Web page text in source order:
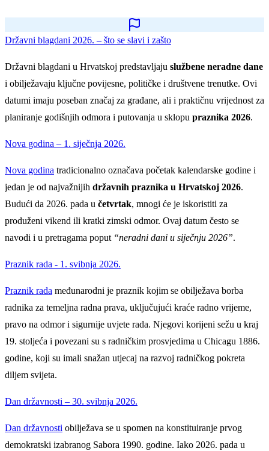
Državni blagdani 2026. – što se slavi i zašto
Državni blagdani u Hrvatskoj predstavljaju službene neradne dane
i obilježavaju ključne povijesne, političke i društvene trenutke. Ovi
datumi imaju poseban značaj za građane, ali i praktičnu vrijednost za
planiranje godišnjih odmora i putovanja u sklopu praznika 2026.
Nova godina – 1. siječnja 2026.
Nova godina tradicionalno označava početak kalendarske godine i
jedan je od najvažnijih državnih praznika u Hrvatskoj 2026.
Budući da 2026. pada u četvrtak, mnogi će je iskoristiti za
produženi vikend ili kratki zimski odmor. Ovaj datum često se
navodi i u pretragama poput “neradni dani u siječnju 2026”.
Praznik rada - 1. svibnja 2026.
Praznik rada međunarodni je praznik kojim se obilježava borba
radnika za temeljna radna prava, uključujući kraće radno vrijeme,
pravo na odmor i sigurnije uvjete rada. Njegovi korijeni sežu u kraj
19. stoljeća i povezani su s radničkim prosvjedima u Chicagu 1886.
godine, koji su imali snažan utjecaj na razvoj radničkog pokreta
diljem svijeta.
Dan državnosti – 30. svibnja 2026.
Dan državnosti obilježava se u spomen na konstituiranje prvog
demokratski izabranog Sabora 1990. godine. Iako 2026. pada u